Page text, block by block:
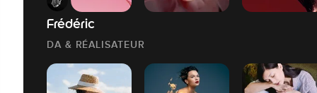
Frédéric
DA & RÉALISATEUR